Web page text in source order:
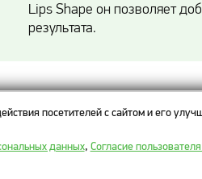
Lips Shape он позволяет
результата.
пластику
посетителей с сайтом и его
данных, Согласие